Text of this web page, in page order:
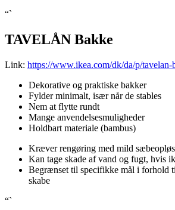
“`
TAVELÅN Bakke
Link: https://www.ikea.com/dk/da/p/tavelan-
Dekorative og praktiske bakker
Fylder minimalt, især når de stables
Nem at flytte rundt
Mange anvendelsesmuligheder
Holdbart materiale (bambus)
Kræver rengøring med mild
Kan tage skade af vand og fugt, hvis
Begrænset til specifikke mål i forhold
skabe
“`